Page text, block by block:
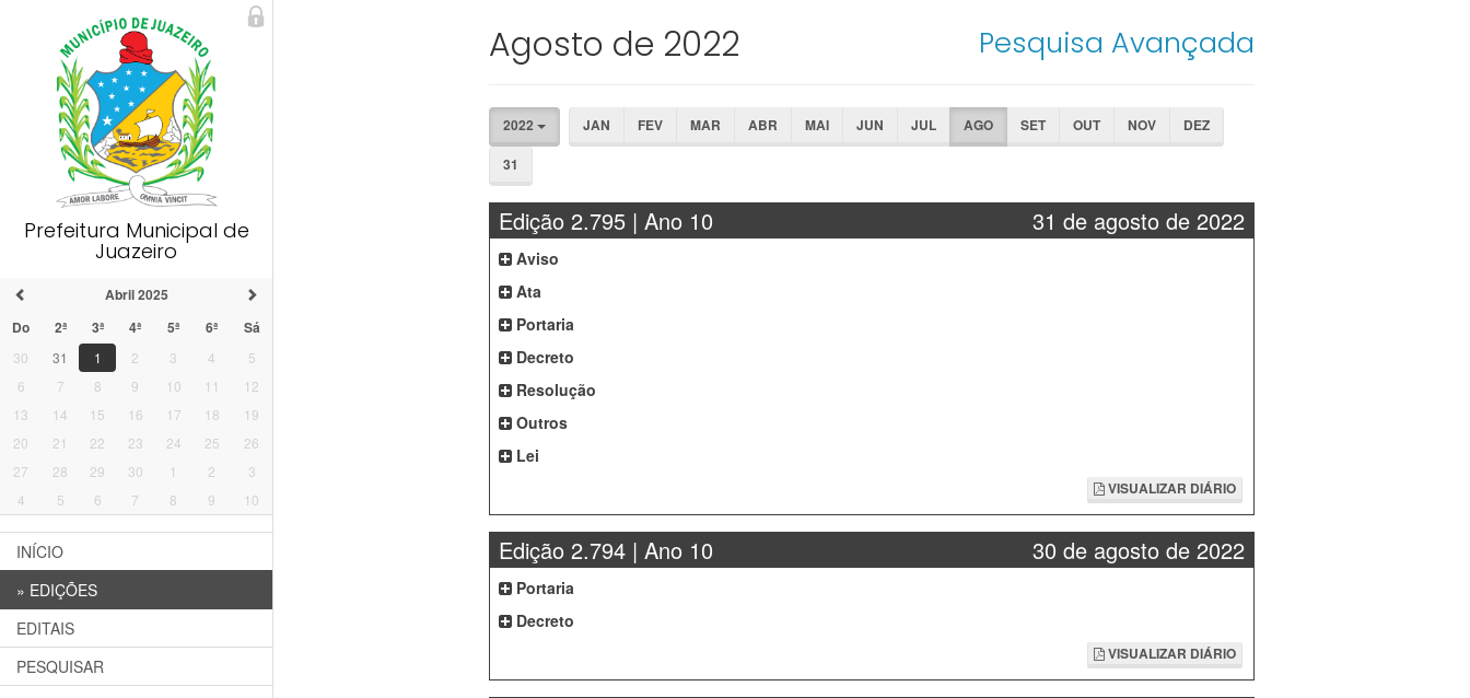
Prefeitura Municipal de
Juazeiro
Abril 2025
Do
2ª 3ª 4ª 5ª 6ª Sá
30 31 1 2 3 4
5
6
7 8 9 10 11
12
13
14 15 16 17 18
19
20
21 22 23 24 25
26
27
28 29 30 1 2
3
4
5 6 7 8 9 10
INÍCIO
» EDIÇÕES
EDITAIS
PESQUISAR
Agosto de 2022 Pesquisa Avançada
2022 JAN FEV MAR ABR MAI JUN JUL AGO SET OUT NOV
DEZ
31
Edição 2.795 | Ano 10 31 de agosto de 2022
Aviso
Ata
Portaria
Decreto
Resolução
Outros
Lei
VISUALIZAR DIÁRIO
Edição 2.794 | Ano 10 30 de agosto de 2022
Portaria
Decreto
VISUALIZAR DIÁRIO